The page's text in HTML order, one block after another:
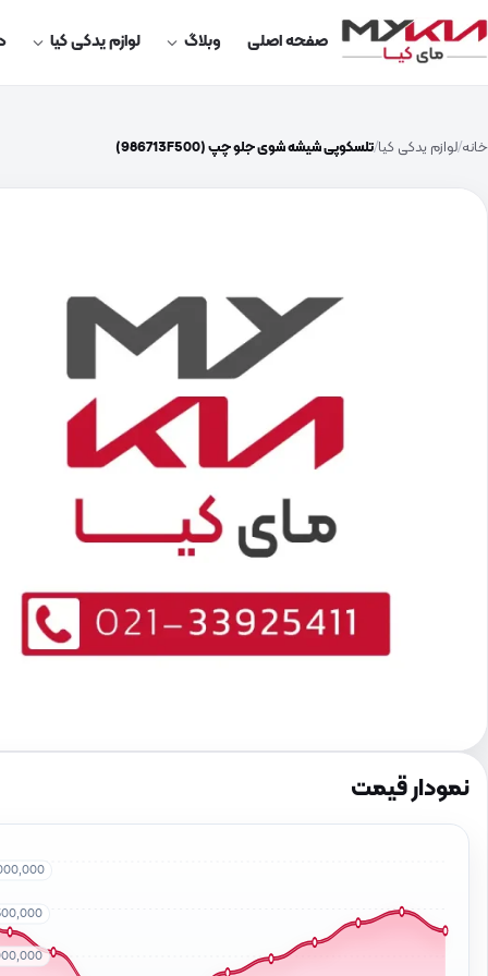
صفحه اصلی وبلاگ لوازم یدکی کیا
خانه لوازم یدکی کیا تلسکوپی شیشه شوی جلو چپ (986713F500)
نمودار قیمت